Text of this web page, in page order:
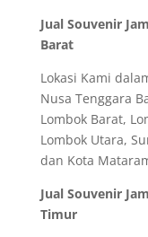
Jual Souvenir
Barat
Lokasi Kami
Nusa Tenggara
Lombok Barat,
Lombok Utara,
dan Kota
Jual Souvenir
Timur